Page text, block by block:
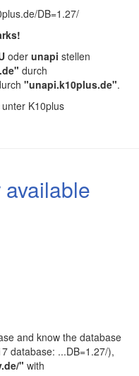
DB=1.27/
oder unapi stellen
durch
"unapi.k10plus.de".
K10plus
and know the database
database: ...DB=1.27/),
" with